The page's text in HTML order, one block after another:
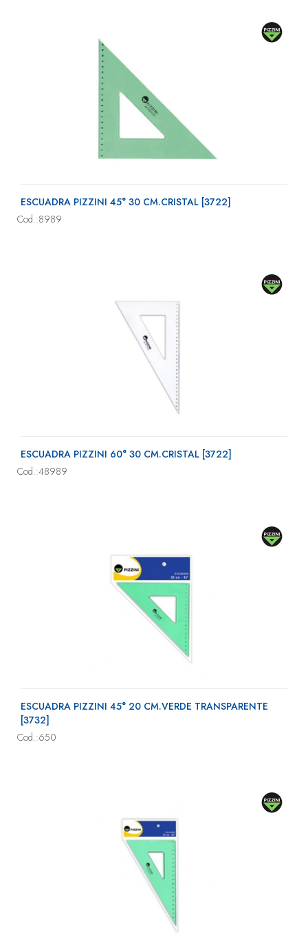
ESCUADRA PIZZINI 45° 30 CM.CRISTAL [3722]
Cod.:8989
ESCUADRA PIZZINI 60° 30 CM.CRISTAL [3722]
Cod.:48989
ESCUADRA PIZZINI 45° 20 CM.VERDE TRANSPARENTE
[3732]
Cod.:650